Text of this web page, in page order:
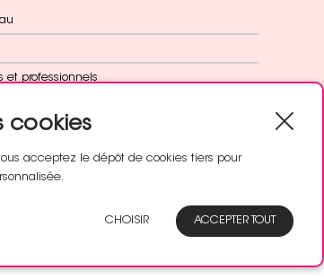
et professionnels
60€
cookies
acceptez le dépôt de cookies tiers pour
CHOISIR ACCEPTER TOUT